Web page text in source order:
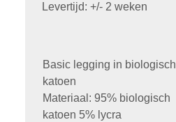
Levertijd: +/- 2 weken
Basic legging in biologisch
katoen
Materiaal: 95% biologisch
katoen 5% lycra